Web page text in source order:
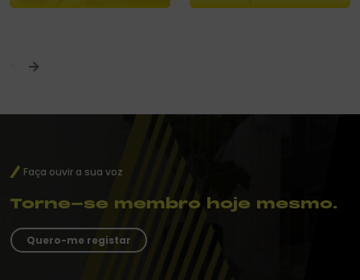
Faça ouvir a sua voz
Torne-se membro hoje mesmo.
Quero-me registar